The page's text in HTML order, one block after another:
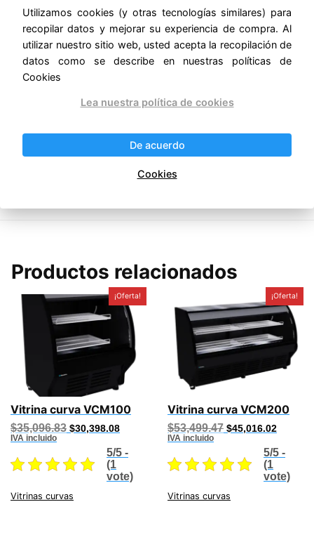
Sistema de iluminación – LED
Sistema de ruedas – 0
Voltaje / Frecuencia
115 V/60 Hz
Profundidad 0.883 m –
Productos relacionados
¡Oferta!
Vitrina curva VCM100
$35,096.83 Original
price
$35,096.83.
$30,398.08
price
is:
$30,398.08.
IVA incluido
5/5 -
(1
vote)
Vitrinas curvas
¡Oferta!
Vitrina curva VCM200
$53,499.47 Original
price
$53,499.47.
$45,016.02
price
is:
IVA incluido
5/5 -
(1
vote)
Vitrinas curvas
Utilizamos cookies (y otras tecnologías similares) para
recopilar datos y mejorar su experiencia de compra. Al
utilizar nuestro sitio web, usted acepta la recopilación de
datos como se describe en nuestras políticas de
Cookies
Lea nuestra política de cookies
De acuerdo
Cookies